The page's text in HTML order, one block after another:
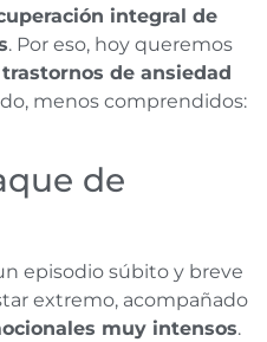
integral de
. Por eso, hoy queremos
trastornos de ansiedad
menos comprendidos:
de
episodio súbito y breve
extremo, acompañado
muy intensos.